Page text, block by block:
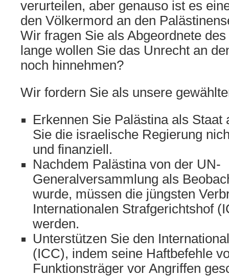
verurteilen, aber genauso ist es
den Völkermord an den
Wir fragen Sie als Abgeordnete
lange wollen Sie das Unrecht an
noch hinnehmen?
Wir fordern Sie als unsere
Erkennen Sie Palästina als Staat
Sie die israelische Regierung
und finanziell.
Nachdem Palästina von der UN-
Generalversammlung als
wurde, müssen die jüngsten
Internationalen Strafgerichtshof
werden.
Unterstützen Sie den
(ICC), indem seine Haftbefehle
Funktionsträger vor Angriffen